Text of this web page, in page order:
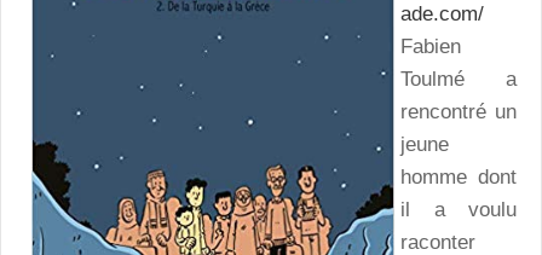
ade.com/
Fabien
Toulmé a
rencontré un
jeune
homme dont
il a voulu
raconter